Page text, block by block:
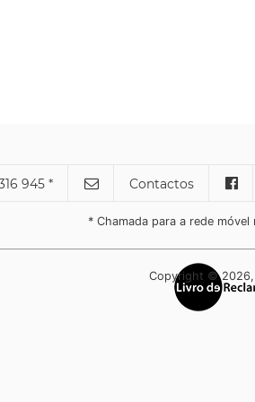
945 * Contactos
* Chamada para a rede móvel
Copyright © 2026,